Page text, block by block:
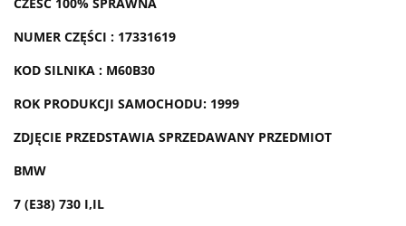
NUMER CZĘŚCI : 17331619
KOD SILNIKA : M60B30
ROK PRODUKCJI SAMOCHODU: 1999
ZDJĘCIE PRZEDSTAWIA SPRZEDAWANY PRZEDMIOT
BMW
7 (E38) 730 I,IL